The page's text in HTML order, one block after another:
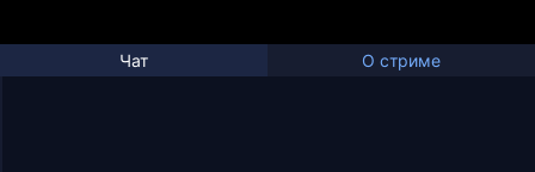
Чат О стриме